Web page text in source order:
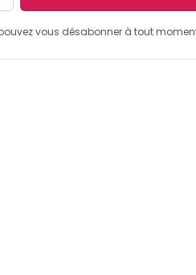
vous désabonner à tout